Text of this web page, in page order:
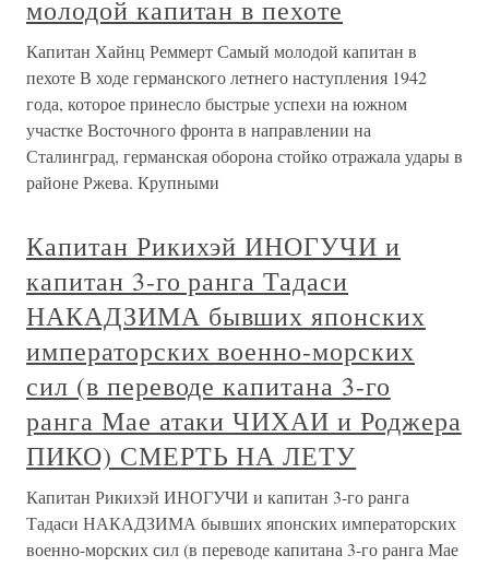
молодой капитан в пехоте
Капитан Хайнц Реммерт Самый молодой капитан в
пехоте В ходе германского летнего наступления 1942
года, которое принесло быстрые успехи на южном
участке Восточного фронта в направлении на
Сталинград, германская оборона стойко отражала удары в
районе Ржева. Крупными
Капитан Рикихэй ИНОГУЧИ и
капитан 3-го ранга Тадаси
НАКАДЗИМА бывших японских
императорских военно-морских
сил (в переводе капитана 3-го
ранга Мае атаки ЧИХАИ и Роджера
ПИКО) СМЕРТЬ НА ЛЕТУ
Капитан Рикихэй ИНОГУЧИ и капитан 3-го ранга
Тадаси НАКАДЗИМА бывших японских императорских
военно-морских сил (в переводе капитана 3-го ранга Мае